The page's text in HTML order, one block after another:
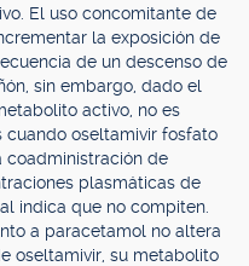
El uso concomitante de
la exposición de
de un descenso de
sin embargo, dado el
activo, no es
cuando oseltamivir fosfato
coadministración de
plasmáticas de
indica que no compiten.
a paracetamol no altera
oseltamivir, su metabolito